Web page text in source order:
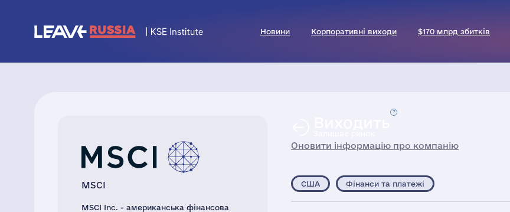
Новини Корпоративні виходи $170 млрд збитків
MSCI
MSCI Inc. - американська фінансова
Оновити інформацію про компанію
США Фінанси та платежі